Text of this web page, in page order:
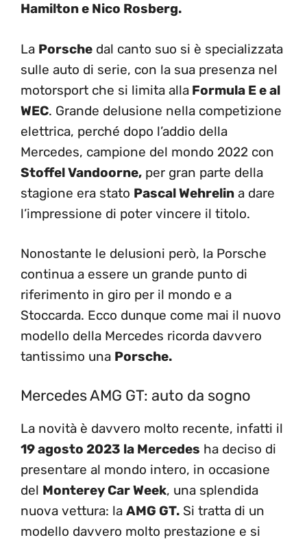
Hamilton e Nico Rosberg.
La Porsche dal canto suo si è specializzata
sulle auto di serie, con la sua presenza nel
motorsport che si limita alla Formula E e al
WEC. Grande delusione nella competizione
elettrica, perché dopo l’addio della
Mercedes, campione del mondo 2022 con
Stoffel Vandoorne, per gran parte della
stagione era stato Pascal Wehrelin a dare
l’impressione di poter vincere il titolo.
Nonostante le delusioni però, la Porsche
continua a essere un grande punto di
riferimento in giro per il mondo e a
Stoccarda. Ecco dunque come mai il nuovo
modello della Mercedes ricorda davvero
tantissimo una Porsche.
Mercedes AMG GT: auto da sogno
La novità è davvero molto recente, infatti il
19 agosto 2023 la Mercedes ha deciso di
presentare al mondo intero, in occasione
del Monterey Car Week, una splendida
nuova vettura: la AMG GT. Si tratta di un
modello davvero molto prestazione e si